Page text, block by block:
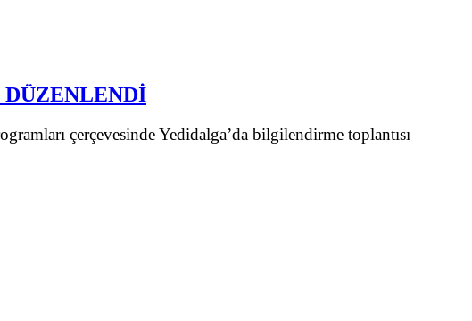
çerçevesinde Yedidalga’da bilgilendirme toplantısı